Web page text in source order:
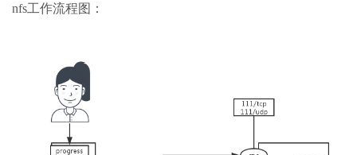
nfs工作流程图：